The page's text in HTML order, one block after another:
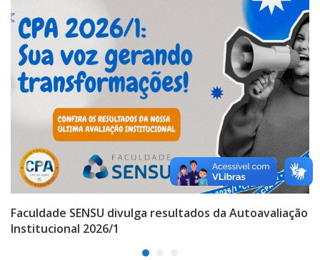
Faculdade SENSU divulga resultados da Autoavaliação
Institucional 2026/1